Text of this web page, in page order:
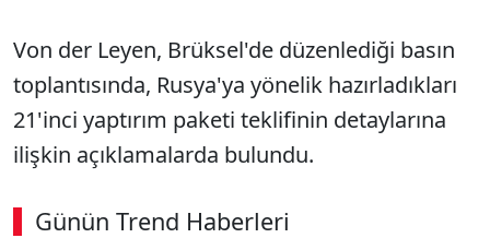
Von der Leyen, Brüksel'de düzenlediği basın
toplantısında, Rusya'ya yönelik hazırladıkları
21'inci yaptırım paketi teklifinin detaylarına
ilişkin açıklamalarda bulundu.
Günün Trend Haberleri